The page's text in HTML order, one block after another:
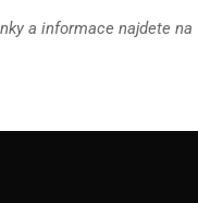
a informace najdete na